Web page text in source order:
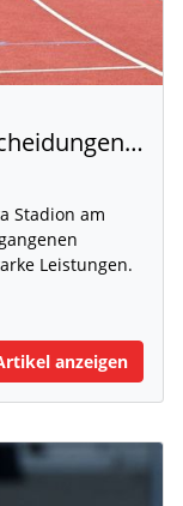
Spannende Mehrkampfentscheidungen in Weingarten
Stadion am
Leistungen.
anzeigen